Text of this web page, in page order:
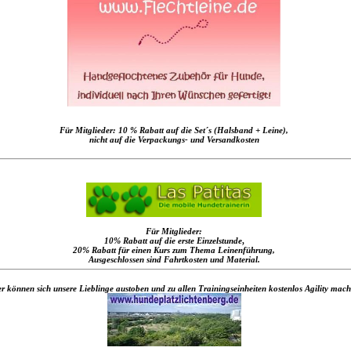
Für Mitglieder: 10 % Rabatt auf die Set´s (Halsband + Leine),
nicht auf die Verpackungs- und Versandkosten
Für Mitglieder:
10% Rabatt auf die erste Einzelstunde,
20% Rabatt für einen Kurs zum Thema Leinenführung,
Ausgeschlossen sind Fahrtkosten und Material.
können sich unsere Lieblinge austoben und zu allen Trainingseinheiten kostenlos Agility